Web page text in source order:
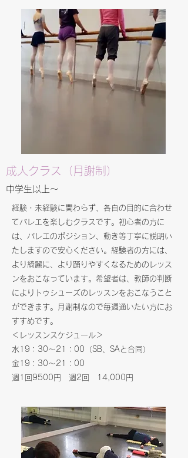
成人クラス（月謝制）
​​中学生以上～
経験・未経験に関わらず、各自の目的に合わせ
てバレエを楽しむクラスです。初心者の方に
は、バレエのポジション、動き等丁寧に説明い
たしますので安心ください。経験者の方には、
より綺麗に、より踊りやすくなるためのレッス
ンをおこなっています。希望者は、教師の判断
によりトゥシューズのレッスンをおこなうこと
ができます。月謝制なので毎週通いたい方にお
すすめです。
＜レッスンスケジュール＞
水19：30～21：00（SB、SAと合同）
金19：30～21：00
​週1回9500円 週2回 14,000円​​